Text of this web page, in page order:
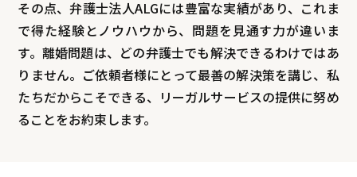
その点、弁護士法人ALGには豊富な実績があり、これま
で得た経験とノウハウから、問題を見通す力が違いま
す。離婚問題は、どの弁護士でも解決できるわけではあ
りません。ご依頼者様にとって最善の解決策を講じ、私
たちだからこそできる、リーガルサービスの提供に努め
ることをお約束します。